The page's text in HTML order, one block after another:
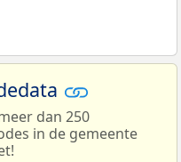
dan 250
in de gemeente